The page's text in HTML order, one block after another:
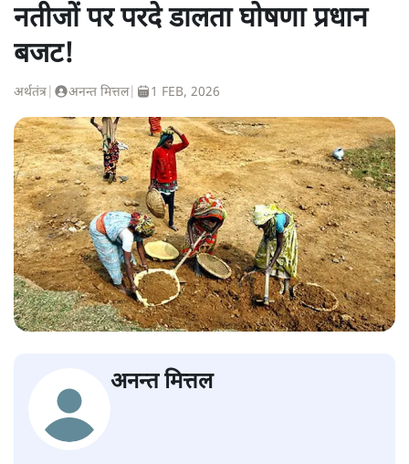
नतीजों पर परदे डालता घोषणा प्रधान
बजट!
अर्थतंत्र अनन्त मित्तल| 1 FEB, 2026
अनन्त मित्तल